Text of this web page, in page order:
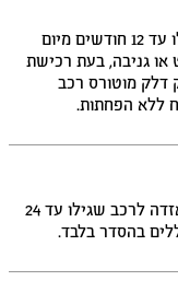
כיסוי של ״חדש תמורת ישן״ לרכב שגילו עד 12 חודשים מיום
גניבה, בעת רכישת
מוטורס רכב
הפחתות.
שימוש בחלפים מקוריים חדשים של מאזדה לרכב שגילו עד 24
בהסדר בלבד.